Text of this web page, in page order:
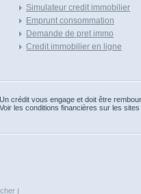
Simulateur credit immobilier
Emprunt consommation
Demande de pret immo
Credit immobilier en ligne
Un crédit vous engage et doit être
Voir les conditions financières sur les sites